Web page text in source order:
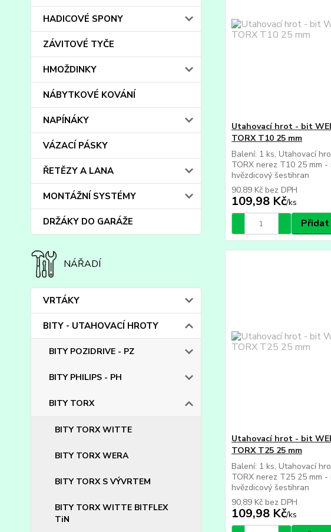
HADICOVÉ SPONY
ZÁVITOVÉ TYČE
HMOŽDINKY
NÁBYTKOVÉ KOVÁNÍ
NAPÍNÁKY
VÁZACÍ PÁSKY
ŘETĚZY A LANA
MONTÁŽNÍ SYSTÉMY
DRŽÁKY DO GARÁŽE
NÁŘADÍ
VRTÁKY
BITY - UTAHOVACÍ HROTY
BITY POZIDRIVE - PZ
BITY PHILIPS - PH
BITY TORX
BITY TORX WITTE
BITY TORX WERA
BITY TORX S VÝVRTEM
BITY TORX WITTE BITFLEX
TiN
Utahovací hrot - bit
TORX T10 25 mm
Balení: 1 ks, Utahovací
TORX nerez T10 25 mm -
hvězdicový šestihran
109,98 Kč/ks
90,89 Kč bez DPH
Přidat
Utahovací hrot - bit
TORX T25 25 mm
Balení: 1 ks, Utahovací
TORX nerez T25 25 mm -
hvězdicový šestihran
109,98 Kč/ks
90,89 Kč bez DPH